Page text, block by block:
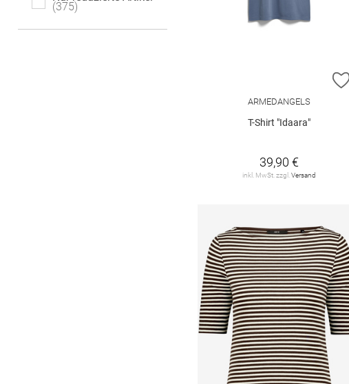
375
ARMEDANGELS
T-Shirt "Idaara"
39,90 €
inkl. MwSt. zzgl. Versand